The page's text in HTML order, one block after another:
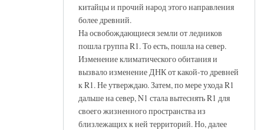
китайцы и прочий народ этого направления
более древний.
На освобождающиеся земли от ледников
пошла группа R1. То есть, пошла на север.
Изменение климатического обитания и
вызвало изменение ДНК от какой-то древней
к R1. Не утверждаю. Затем, по мере ухода R1
дальше на север, N1 стала вытеснять R1 для
своего жизненного пространства из
близлежащих к ней территорий. Но, далее